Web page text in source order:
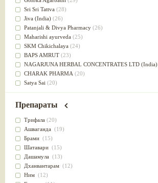
Для сердца(32)
Для сосудов головного мозга
Для полости рта(32)
Дефицит железа(31)
Для лица(31)
Употребление в пищу
Ароматерапия(29)
Жаропонижающее(29)
для памяти(28)
для почек(28)
Слабительное (28)
Афродизиак(27)
Напитки(27)
Для йоги (27)
Для потенции(26)
Для душа(25)
для концентрации внимания
при нарушении эрекции
Sri Sri Tattva (28)
Jiva (India) (26)
Patanjali & Divya Pharmacy (26)
Maharishi ayurveda (25)
SKM Chikichalaya (24)
BAPS AMRUT (23)
NAGARJUNA HERBAL CONCENTRATES LTD (India)
CHARAK PHARMA (20)
Satya Sai (20)
Vyas(20)
Kerala Ayurveda
(19)
Organic India pvt ltd
Lalita(16)
Ashtang Herbals
Alarsin(14)
Vasu Health care
Baraka(13)
Dabur India Ltd
Препараты
Трифала (20)
Ашваганда (19)
Брами (15)
Шатавари (15)
Дашамула (13)
Дханвантарам (12)
Ним (12)